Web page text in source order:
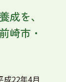
成を、
崎市・
成22年4月